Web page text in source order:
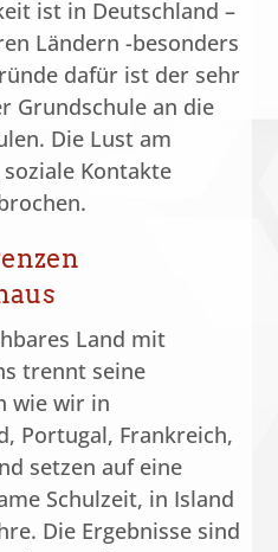
ist in Deutschland –
Ländern -besonders
dafür ist der sehr
Grundschule an die
Die Lust am
Kontakte
Land mit
trennt seine
wie wir in
Portugal, Frankreich,
setzen auf eine
Schulzeit, in Island
Die Ergebnisse sind